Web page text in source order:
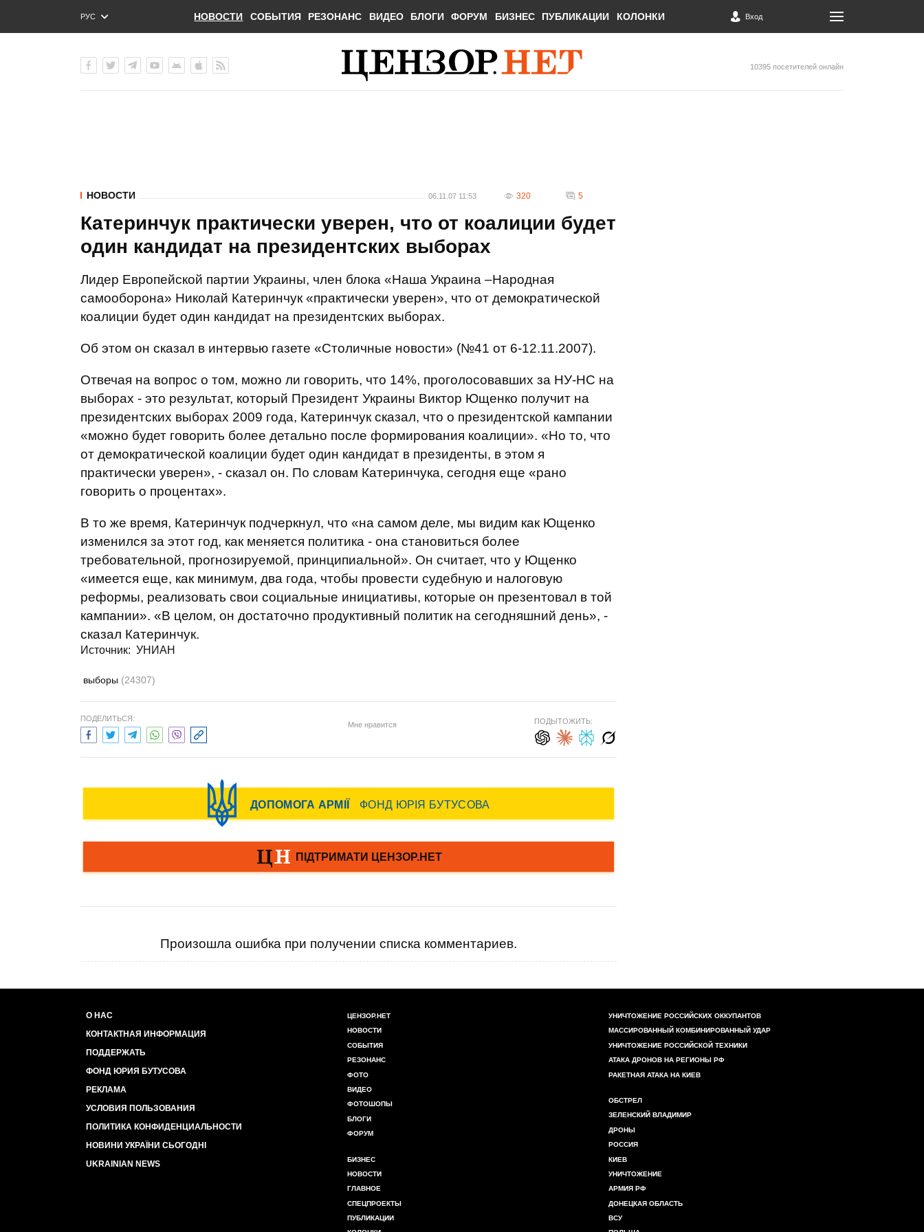
РУС
ENG
НОВОСТИ СОБЫТИЯ РЕЗОНАНС ВИДЕО БЛОГИ ФОРУМ БИЗНЕС ПУБЛИКАЦИИ КОЛОНКИ Вход
10395 посетителей онлайн
НОВОСТИ 06.11.07 11:53 320 5
Катеринчук практически уверен, что от коалиции будет
один кандидат на президентских выборах
Лидер Европейской партии Украины, член блока «Наша Украина –Народная
самооборона» Николай Катеринчук «практически уверен», что от демократической
коалиции будет один кандидат на президентских выборах.
Об этом он сказал в интервью газете «Столичные новости» (№41 от 6-12.11.2007).
Отвечая на вопрос о том, можно ли говорить, что 14%, проголосовавших за НУ-НС на
выборах - это результат, который Президент Украины Виктор Ющенко получит на
президентских выборах 2009 года, Катеринчук сказал, что о президентской кампании
«можно будет говорить более детально после формирования коалиции». «Но то, что
от демократической коалиции будет один кандидат в президенты, в этом я
практически уверен», - сказал он. По словам Катеринчука, сегодня еще «рано
говорить о процентах».
В то же время, Катеринчук подчеркнул, что «на самом деле, мы видим как Ющенко
изменился за этот год, как меняется политика - она становиться более
требовательной, прогнозируемой, принципиальной». Он считает, что у Ющенко
«имеется еще, как минимум, два года, чтобы провести судебную и налоговую
реформы, реализовать свои социальные инициативы, которые он презентовал в той
кампании». «В целом, он достаточно продуктивный политик на сегодняшний день», -
сказал Катеринчук.
Источник: УНИАН
выборы (24307)
ПОДЕЛИТЬСЯ:
Мне нравится ПОДЫТОЖИТЬ:
Произошла ошибка при получении списка комментариев.
О НАС
КОНТАКТНАЯ ИНФОРМАЦИЯ
ПОДДЕРЖАТЬ
ФОНД ЮРИЯ БУТУСОВА
РЕКЛАМА
УСЛОВИЯ ПОЛЬЗОВАНИЯ
ПОЛИТИКА КОНФИДЕНЦИАЛЬНОСТИ
НОВИНИ УКРАЇНИ СЬОГОДНІ
UKRAINIAN NEWS
ЦЕНЗОР.НЕТ
НОВОСТИ
СОБЫТИЯ
РЕЗОНАНС
ФОТО
ВИДЕО
ФОТОШОПЫ
БЛОГИ
ФОРУМ
БИЗНЕС
НОВОСТИ
ГЛАВНОЕ
СПЕЦПРОЕКТЫ
ПУБЛИКАЦИИ
УНИЧТОЖЕНИЕ РОССИЙСКИХ ОККУПАНТОВ
МАССИРОВАННЫЙ КОМБИНИРОВАННЫЙ УДАР
УНИЧТОЖЕНИЕ РОССИЙСКОЙ ТЕХНИКИ
АТАКА ДРОНОВ НА РЕГИОНЫ РФ
РАКЕТНАЯ АТАКА НА КИЕВ
ОБСТРЕЛ
ЗЕЛЕНСКИЙ ВЛАДИМИР
ДРОНЫ
РОССИЯ
КИЕВ
УНИЧТОЖЕНИЕ
АРМИЯ РФ
ДОНЕЦКАЯ ОБЛАСТЬ
ВСУ